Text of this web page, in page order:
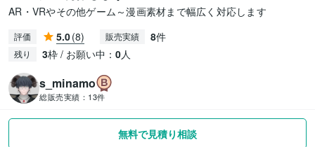
AR・VRやその他ゲーム～漫画素材まで幅広く対応します
評価 5.0(8) 販売実績 8件
残り 3枠 / お願い中： 0人
s_minamo
総販売実績： 13件
無料で見積り相談